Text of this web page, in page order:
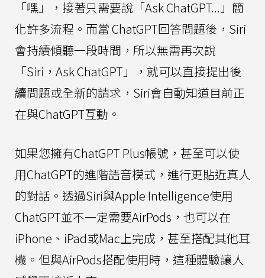
「嘿」，接著只需要說「Ask ChatGPT...」簡
化許多流程。而當 ChatGPT回答問題後，Siri
會持續傾聽一段時間，所以無需再次說
「Siri，Ask ChatGPT」，就可以直接提出後
續問題或全新的請求，Siri會自動知道目前正
在與ChatGPT互動。
如果您擁有ChatGPT Plus帳號，甚至可以使
用ChatGPT的進階語音模式，進行更貼近真人
的對話。透過Siri與Apple Intelligence使用
ChatGPT並不一定需要AirPods，也可以在
iPhone、iPad或Mac上完成，甚至搭配其他耳
機。但與AirPods搭配使用時，這種體驗讓人